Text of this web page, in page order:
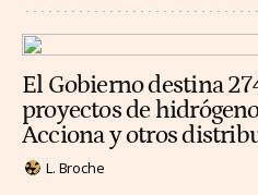
El Gobierno destina
proyectos de
Acciona y otros
L. Broche